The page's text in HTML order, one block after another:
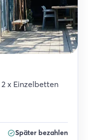
2 x Einzelbetten
Später bezahlen